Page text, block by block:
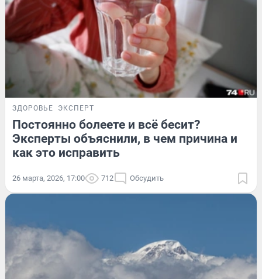
ЗДОРОВЬЕ ЭКСПЕРТ
Постоянно болеете и всё бесит?
Эксперты объяснили, в чем причина и
как это исправить
26 марта, 2026, 17:00 712 Обсудить